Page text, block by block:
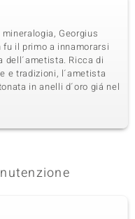
Georgius
fu il primo a innamorarsi
dell´ametista. Ricca di
e tradizioni, l´ametista
in anelli d´oro giá nel